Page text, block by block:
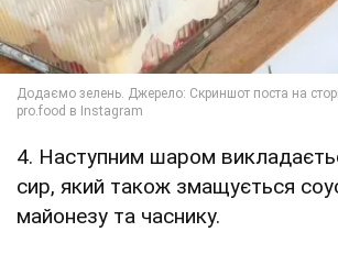
4. Наступним шаром
сир, який також змащується
майонезу та часнику.